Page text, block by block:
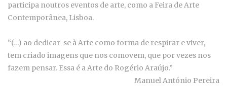
participa noutros eventos de arte, como a Feira de Arte
Contemporânea, Lisboa.
“(…) ao dedicar-se à Arte como forma de respirar e viver,
tem criado imagens que nos comovem, que por vezes nos
fazem pensar. Essa é a Arte do Rogério Araújo.”
Manuel António Pereira